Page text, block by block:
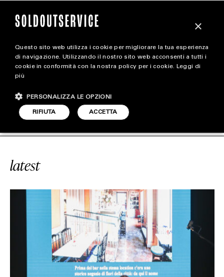
magazine
STYLE
FOOTWEAR
& BEVERAGE SOLDOUTSERVICE
latest
×
Questo sito web utilizza i cookie per migliorare la tua esperienza
di navigazione. Utilizzando il nostro sito web acconsenti a tutti i
cookie in conformità con la nostra policy per i cookie. Leggi di
più
ACCETTA
RIFIUTA
PERSONALIZZA LE OPZIONI